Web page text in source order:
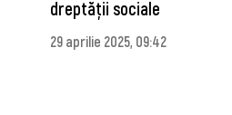
dreptății sociale
29 aprilie 2025, 09:42